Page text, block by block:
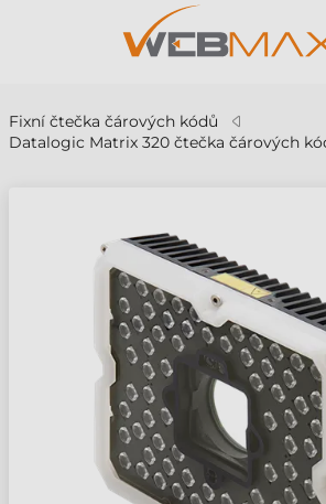
Fixní čtečka čárových kódů
Datalogic Matrix 320 čtečka čárových